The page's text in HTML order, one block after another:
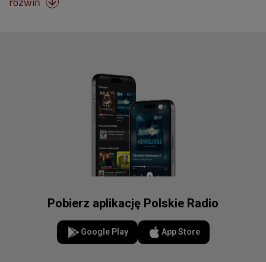
Pobierz aplikację Polskie Radio
Google Play App Store